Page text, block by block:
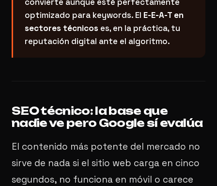
optimizado para keywords. El E-E-A-T en
sectores técnicos es, en la práctica, tu
reputación digital ante el algoritmo.
SEO técnico: la base que
nadie ve pero Google sí evalúa
El contenido más potente del mercado no
sirve de nada si el sitio web carga en cinco
segundos, no funciona en móvil o carece